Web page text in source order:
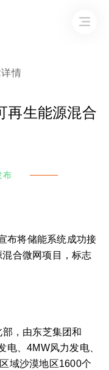
情
再生能源混合
布
布将储能系统成功接
合微网项目，标志
，由东芝集团和
电、4MW风力发电、
域沙漠地区1600个